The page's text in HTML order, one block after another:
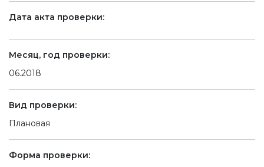
Дата акта проверки:
Месяц, год проверки:
06.2018
Вид проверки:
Плановая
Форма проверки: